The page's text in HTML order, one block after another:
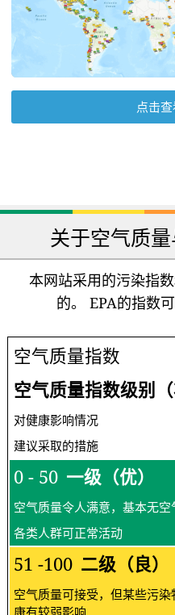
点击
关于空气质
本网站采用的污染指
的。 EPA的指数
空气质量指数
空气质量指数级别
对健康影响情况
建议采取的措施
0 - 50 一级（优）
空气质量令人满意，基本无空
各类人群可正常活动
51 -100 二级（良）
空气质量可接受，但某些污
康有较弱影响